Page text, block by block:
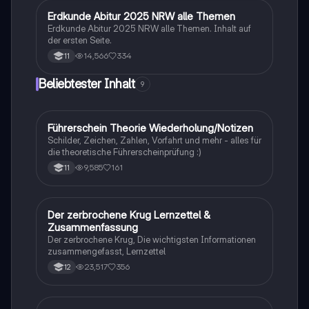
Klausuren vorbereiten. Note: 13.
Geographie/Erdkunde
Erdkunde Abitur 2025 NRW alle Themen
Erdkunde Abitur 2025 NRW alle Themen. Inhalt auf
der ersten Seite.
11 14,566 334
Beliebtester Inhalt 9
Lerntipps
Führerschein Theorie Wiederholung/Notizen
Schilder, Zeichen, Zahlen, Vorfahrt und mehr - alles für
die theoretische Führerscheinprüfung :)
11 9,585 161
Deutsch
Der zerbrochene Krug Lernzettel &
Zusammenfassung
Der zerbrochene Krug, Die wichtigsten Informationen
zusammengefasst, Lernzettel
12 23,517 356